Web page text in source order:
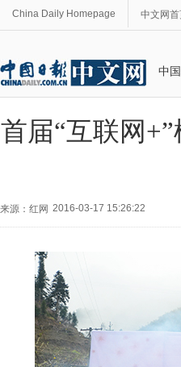
China Daily Homepage 中文网
中
首届“互联网
来源：红网 2016-03-17 15:26:22